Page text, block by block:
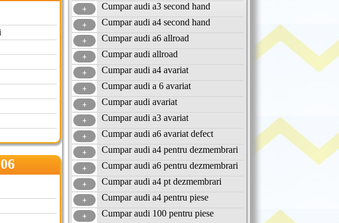
Cumpar audi a3 second hand
Cumpar audi a4 second hand
Cumpar audi a6 allroad
Cumpar audi allroad
Cumpar audi a4 avariat
Cumpar audi a 6 avariat
Cumpar audi avariat
Cumpar audi a3 avariat
Cumpar audi a6 avariat defect
Cumpar audi a4 pentru dezmembrari
Cumpar audi a6 pentru dezmembrari
Cumpar audi a4 pt dezmembrari
Cumpar audi a4 pentru piese
Cumpar audi 100 pentru piese